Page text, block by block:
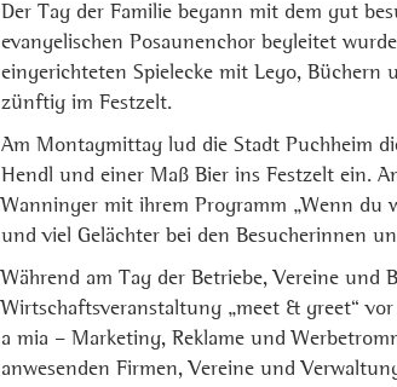
Der Tag der Familie begann mit dem gut
evangelischen Posaunenchor begleitet
eingerichteten Spielecke mit Lego, Büchern
zünftig im Festzelt.
Am Montagmittag lud die Stadt Puchheim
Hendl und einer Maß Bier ins Festzelt ein.
Wanninger mit ihrem Programm „Wenn
und viel Gelächter bei den Besucherinnen
Während am Tag der Betriebe, Vereine und
Wirtschaftsveranstaltung „meet & greet“
a mia – Marketing, Reklame und
anwesenden Firmen, Vereine und